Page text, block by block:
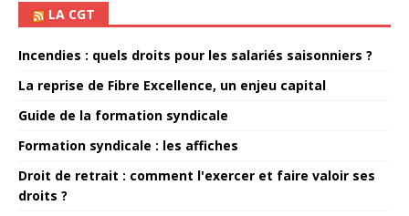
LA CGT
Incendies : quels droits pour les salariés saisonniers ?
La reprise de Fibre Excellence, un enjeu capital
Guide de la formation syndicale
Formation syndicale : les affiches
Droit de retrait : comment l'exercer et faire valoir ses
droits ?